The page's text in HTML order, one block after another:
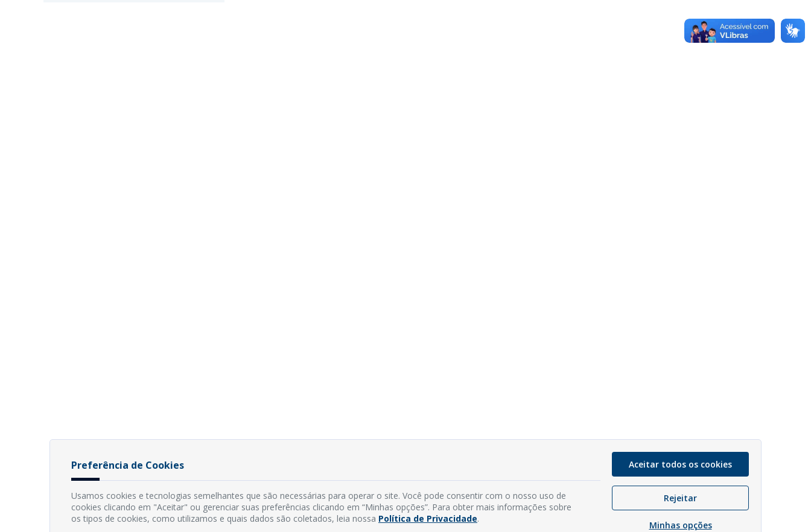
Preferência de Cookies
Usamos cookies e tecnologias semelhantes que são necessárias para operar o site. Você pode consentir com o nosso uso de
cookies clicando em "Aceitar" ou gerenciar suas preferências clicando em “Minhas opções”. Para obter mais informações sobre
os tipos de cookies, como utilizamos e quais dados são coletados, leia nossa Política de Privacidade.
Aceitar todos os cookies
Rejeitar
Minhas opções